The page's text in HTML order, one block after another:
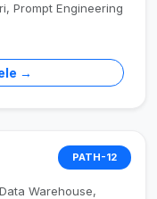
Prompt Engineering
→
PATH-12
Warehouse,